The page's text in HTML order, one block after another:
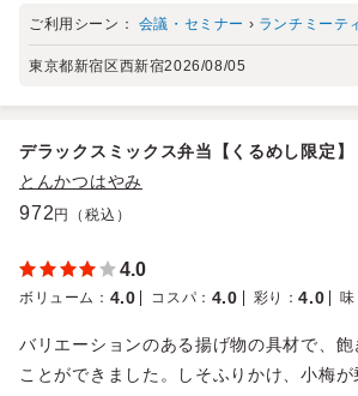
ご利用シーン： 会議・セミナー › ランチミーテ
東京都新宿区西新宿2026/08/05
デラックスミックス弁当【くるめし限定】
とんかつはやみ
972円（税込）
4.0
ボリューム ： 4.0 コスパ ： 4.0 彩り ：4.0 味
バリエーションのある揚げ物の具材で、
ことができました。しそふりかけ、小梅